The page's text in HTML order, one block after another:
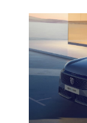
Sähköautoalalle
osaamista